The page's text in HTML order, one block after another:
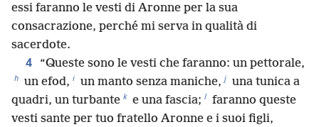
essi faranno le vesti di Aronne per la sua
consacrazione, perché mi serva in qualità di
sacerdote.
4 “Queste sono le vesti che faranno: un pettorale,
h un efod, i un manto senza maniche, j una tunica a
quadri, un turbante k e una fascia; l faranno queste
vesti sante per tuo fratello Aronne e i suoi figli,